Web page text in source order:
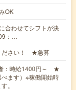
OK
合わせてシフトが決
：…
ださい！ ★急募
：時給1400円～ ★
ます）※稼働開始時
。